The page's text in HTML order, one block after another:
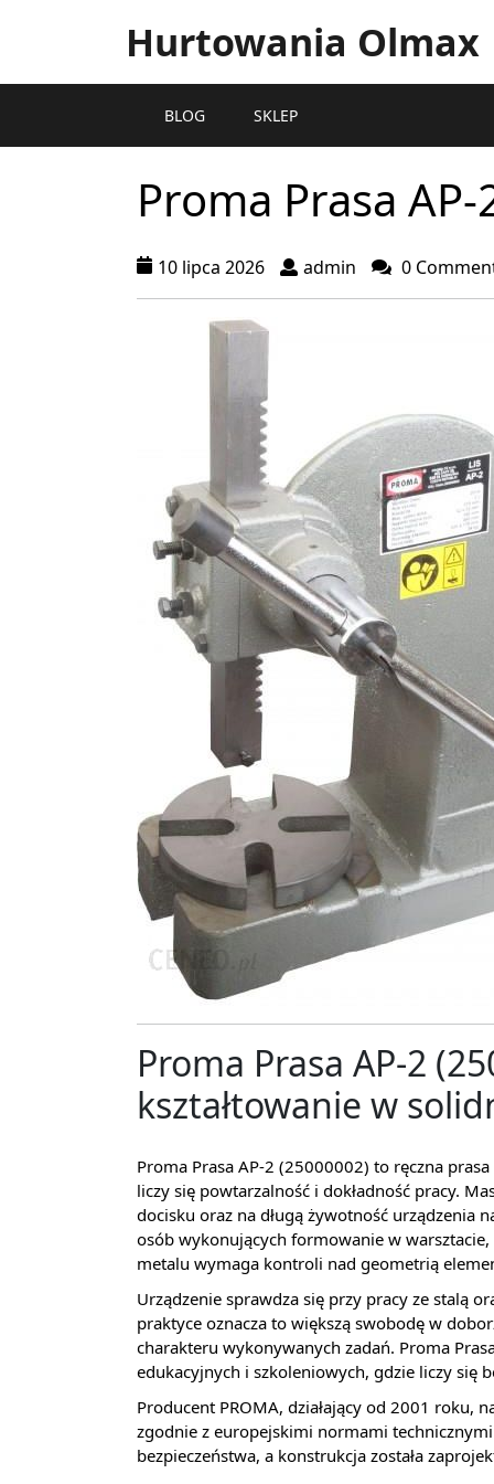
Hurtowania Olmax
BLOG SKLEP
Proma Prasa
10 lipca 2026 admin 0
Proma Prasa AP-2
kształtowanie w
Proma Prasa AP-2 (25000002) to ręczna
liczy się powtarzalność i dokładność pracy.
docisku oraz na długą żywotność urządzenia
osób wykonujących formowanie w
metalu wymaga kontroli nad geometrią
Urządzenie sprawdza się przy pracy ze stalą
praktyce oznacza to większą swobodę w
charakteru wykonywanych zadań. Proma
edukacyjnych i szkoleniowych, gdzie liczy się
Producent PROMA, działający od 2001 roku,
zgodnie z europejskimi normami
bezpieczeństwa, a konstrukcja została